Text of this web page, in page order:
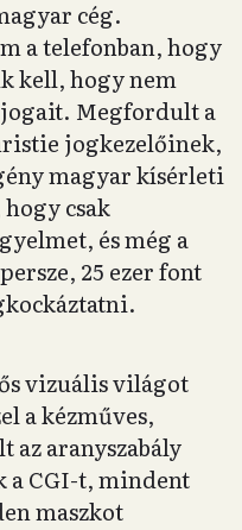
cég.
a telefonban, hogy
kell, hogy nem
Megfordult a
jogkezelőinek,
magyar kísérleti
csak
és még a
25 ezer font
vizuális világot
a kézműves,
az aranyszabály
CGI-t, mindent
maszkot